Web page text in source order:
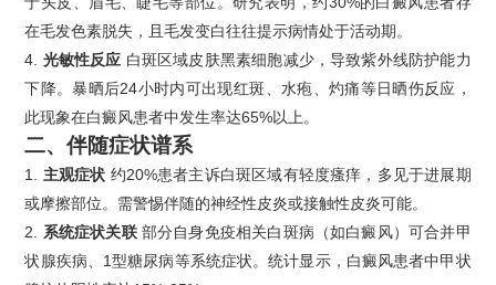
在毛发色素脱失，且毛发变白往往提示病情处于活动期。
4. 光敏性反应 白斑区域皮肤黑素细胞减少，导致紫外线防护能力
下降。暴晒后24小时内可出现红斑、水疱、灼痛等日晒伤反应，
此现象在白癜风患者中发生率达65%以上。
二、伴随症状谱系
1. 主观症状 约20%患者主诉白斑区域有轻度瘙痒，多见于进展期
或摩擦部位。需警惕伴随的神经性皮炎或接触性皮炎可能。
2. 系统症状关联部分自身免疫相关白斑病（如白癜风）可合并甲
状腺疾病、1型糖尿病等系统症状。统计显示，白癜风患者中甲状